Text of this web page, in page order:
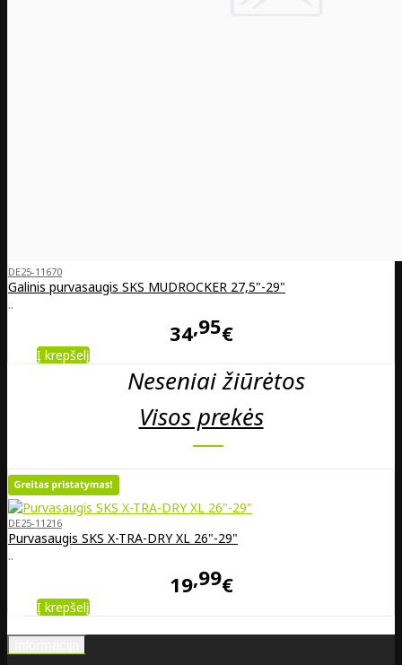
DE25-11670
Galinis purvasaugis SKS MUDROCKER 27,5"-29"
..
34 95€
Į krepšelį
Neseniai žiūrėtos
Visos prekės
DE25-11216
Purvasaugis SKS X-TRA-DRY XL 26"-29"
..
19 99€
Į krepšelį